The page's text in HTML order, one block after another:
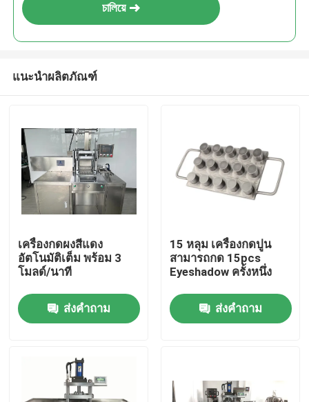
চালিয়ে
แนะนำผลิตภัณฑ์
เครื่องกดผงสีแดง
อัตโนมัติเต็ม พร้อม 3
โมลด์/นาที
ส่งคำถาม
15 หลุม เครื่องกดปูน
สามารถกด 15pcs
Eyeshadow ครั้งหนึ่ง
ส่งคำถาม